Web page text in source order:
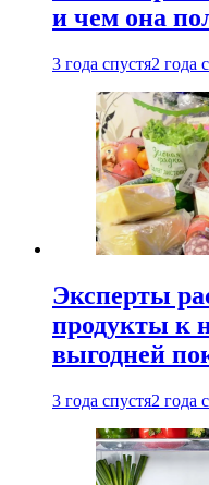
и чем она
3 года спустя2 года
Эксперты
продукты к
выгодней
3 года спустя2 года